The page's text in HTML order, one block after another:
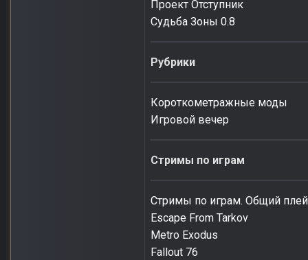
Проект Отступник
Судьба Зоны 0.8
Рубрики
Короткометражные моды
Игровой вечер
Стримы по играм
Стримы по играм. Общий
Escape From Tarkov
Metro Exodus
Fallout 76